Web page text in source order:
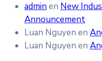
adminen New
Announcement
Luan Nguyen en
Luan Nguyen en